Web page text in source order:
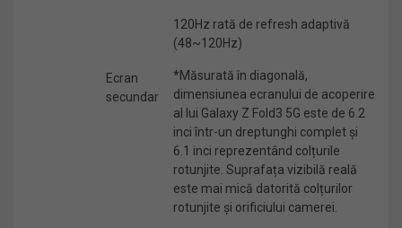
Ecran
secundar
120Hz rată de refresh adaptivă
(48~120Hz)
*Măsurată în diagonală,
dimensiunea ecranului de acoperire
al lui Galaxy Z Fold3 5G este de 6.2
inci într-un dreptunghi complet și
6.1 inci reprezentând colțurile
rotunjite. Suprafața vizibilă reală
este mai mică datorită colțurilor
rotunjite și orificiului camerei.